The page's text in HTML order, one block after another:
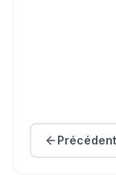
Précédent